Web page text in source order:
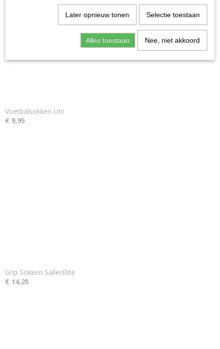
Voetbalsokken Uni
€ 9,95
Grip Sokken SallerElite
€ 14,25
Later opnieuw tonen Selectie toestaan
Alles toestaan Nee, niet akkoord